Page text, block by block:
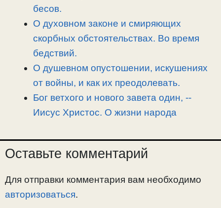
бесов.
О духовном законе и смиряющих
скорбных обстоятельствах. Во время
бедствий.
О душевном опустошении, искушениях
от войны, и как их преодолевать.
Бог ветхого и нового завета один, -­
Иисус Христос. О жизни народа
Оставьте комментарий
Для отправки комментария вам необходимо
авторизоваться.